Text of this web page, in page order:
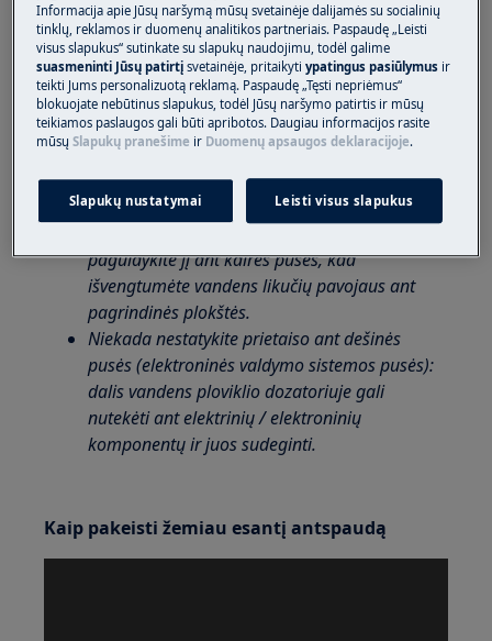
ištraukite kištuką iš lizdo, kad atjungtumėte
maitinimą.
Kai kurie mechaninės dalies komponentai gali
sužeisti, todėl dėvėkite tinkamą apsaugą ir
elkitės atsargiai.
Prieš padėdami ant šono, visada ištuštinkite
visą vandenį.
Jei prietaisą reikia pastatyti ant šono dėl
paguldykite jį ant kairės pusės, kad
išvengtumėte vandens likučių pavojaus ant
pagrindinės plokštės.
Niekada nestatykite prietaiso ant dešinės
pusės (elektroninės valdymo sistemos pusės):
dalis vandens ploviklio dozatoriuje gali
nutekėti ant elektrinių / elektroninių
komponentų ir juos sudeginti.
Kaip pakeisti žemiau esantį antspaudą
Informacija apie Jūsų naršymą mūsų svetainėje dalijamės su socialinių
tinklų, reklamos ir duomenų analitikos partneriais. Paspaudę „Leisti
visus slapukus“ sutinkate su slapukų naudojimu, todėl galime
suasmeninti Jūsų patirtįsvetainėje, pritaikytiypatingus pasiūlymus ir
teikti Jums personalizuotą reklamą. Paspaudę „Tęsti nepriėmus“
blokuojate nebūtinus slapukus, todėl Jūsų naršymo patirtis ir mūsų
teikiamos paslaugos gali būti apribotos. Daugiau informacijos rasite
mūsųSlapukų pranešime ir Duomenų apsaugos deklaracijoje.
Slapukų nustatymai Leisti visus slapukus